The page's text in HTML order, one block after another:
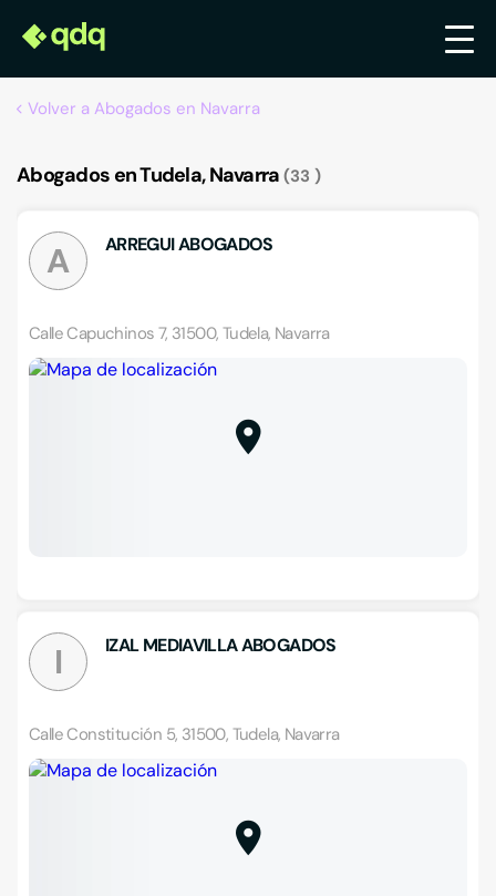
Volver a Abogados en Navarra
Abogados en Tudela, Navarra 33
A ARREGUI ABOGADOS
Calle Capuchinos 7, 31500, Tudela, Navarra
I IZAL MEDIAVILLA ABOGADOS
Calle Constitución 5, 31500, Tudela, Navarra